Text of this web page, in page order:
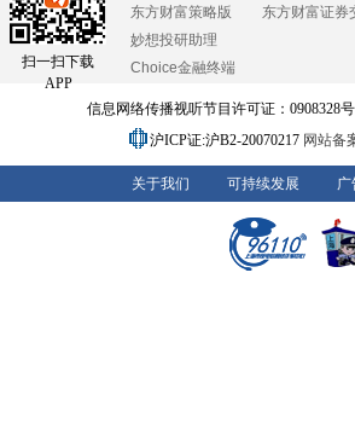
扫一扫下载
APP
东方财富策略版
妙想投研助理
Choice金融终端
东方财富证券
信息网络传播视听节目许可证：0908328
沪ICP证:沪B2-20070217 网站备
关于我们 可持续发展 广